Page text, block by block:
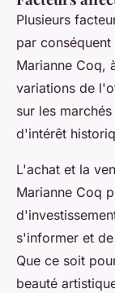
Plusieurs
par conséquent
Marianne Coq,
variations de
sur les
d'intérêt
L'achat et la
Marianne Coq
s'informer et
Que ce soit
beauté